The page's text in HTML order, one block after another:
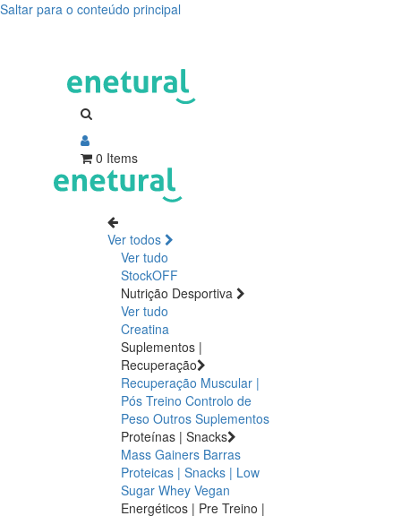
Saltar para o conteúdo principal
0 Items
Ver todos
Ver tudo
StockOFF
Nutrição Desportiva
Ver tudo
Creatina
Suplementos |
Recuperação
Recuperação Muscular |
Pós Treino Controlo de
Peso Outros Suplementos
Proteínas | Snacks
Mass Gainers Barras
Proteicas | Snacks | Low
Sugar Whey Vegan
Energéticos | Pre Treino |